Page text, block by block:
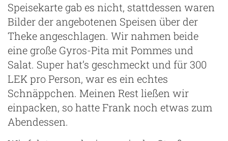
Speisekarte gab es nicht, stattdessen waren
Bilder der angebotenen Speisen über der
Theke angeschlagen. Wir nahmen beide
eine große Gyros-Pita mit Pommes und
Salat. Super hat’s geschmeckt und für 300
LEK pro Person, war es ein echtes
Schnäppchen. Meinen Rest ließen wir
einpacken, so hatte Frank noch etwas zum
Abendessen.